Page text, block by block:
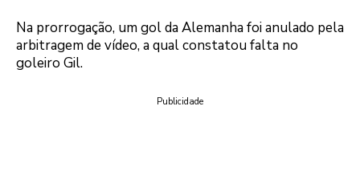
Na prorrogação, um gol da Alemanha foi anulado pela
arbitragem de vídeo, a qual constatou falta no
goleiro Gil.
Publicidade